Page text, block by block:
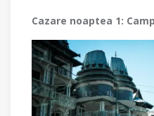
Cazare noaptea 1: